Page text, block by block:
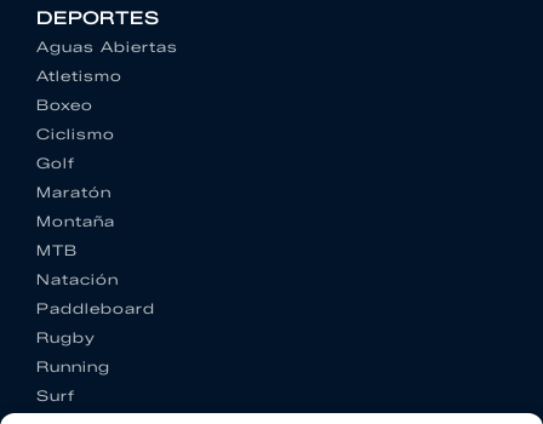
DEPORTES
Aguas Abiertas
Atletismo
Boxeo
Ciclismo
Golf
Maratón
Montaña
MTB
Natación
Paddleboard
Rugby
Running
Surf